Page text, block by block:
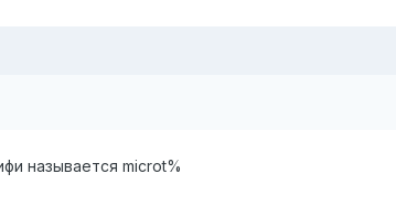
называется microt%